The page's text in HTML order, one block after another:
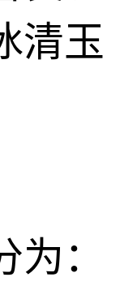
清玉
：